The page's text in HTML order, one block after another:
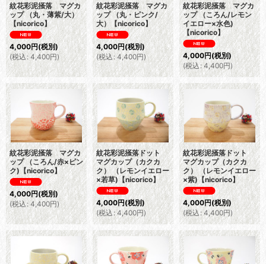
紋花彩泥掻落 マグカ
ップ （丸・薄紫/大）
【nicorico】
4,000円(税別)
(税込: 4,400円)
紋花彩泥掻落 マグカ
ップ （丸・ピンク/
大）【nicorico】
4,000円(税別)
(税込: 4,400円)
紋花彩泥掻落 マグカ
ップ （ころん/レモン
イエロー×水色)
【nicorico】
4,000円(税別)
(税込 : 4,400円)
紋花彩泥掻落 マグカ
ップ （ころん/赤×ピン
ク)【nicorico】
4,000円(税別)
(税込: 4,400円)
紋花彩泥掻落ドット
マグカップ（カクカ
ク） （レモンイエロー
×若草)【nicorico】
4,000円(税別)
(税込 : 4,400円)
紋花彩泥掻落ドット
マグカップ（カクカ
ク） （レモンイエロー
×紫)【nicorico】
4,000円(税別)
(税込 : 4,400円)